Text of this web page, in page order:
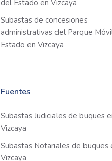
del Estado en Vizcaya
Subastas de concesiones
administrativas del Parque
Estado en Vizcaya
Fuentes
Subastas Judiciales de buques
Vizcaya
Subastas Notariales de buques
Vizcaya